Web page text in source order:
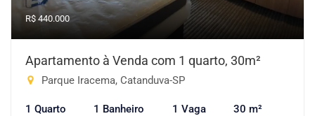
R$ 440.000
Apartamento à Venda com 1 quarto, 30m²
Parque Iracema, Catanduva-SP
1 Quarto 1 Banheiro 1 Vaga 30 m²